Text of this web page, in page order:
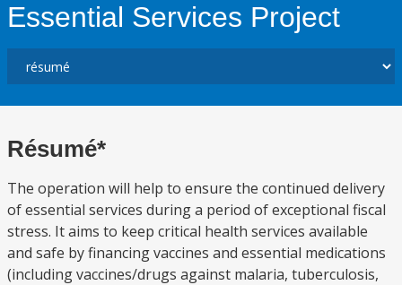
Essential Services Project
Résumé*
The operation will help to ensure the continued delivery
of essential services during a period of exceptional fiscal
stress. It aims to keep critical health services available
and safe by financing vaccines and essential medications
(including vaccines/drugs against malaria, tuberculosis,